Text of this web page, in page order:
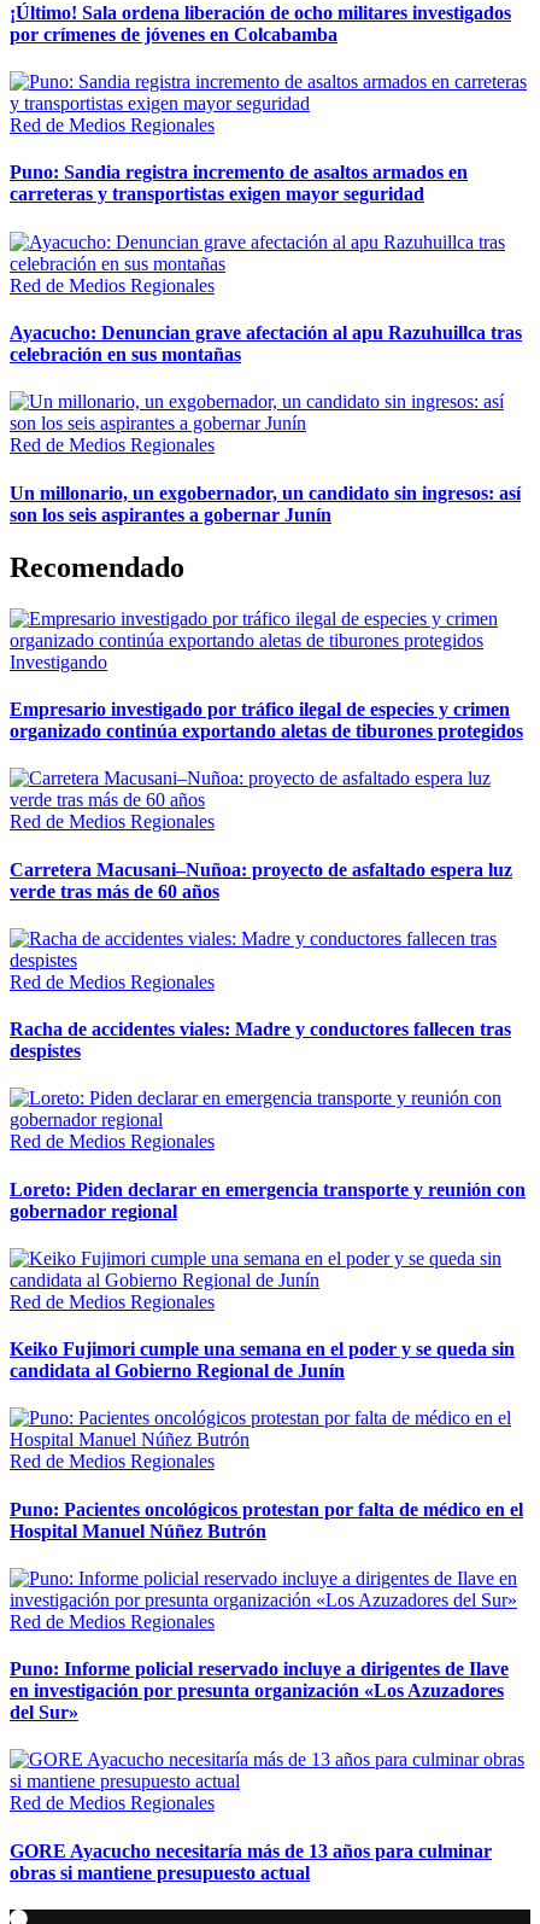
¡Último! Sala ordena liberación de ocho militares investigados
por crímenes de jóvenes en Colcabamba
Red de Medios Regionales
Puno: Sandia registra incremento de asaltos armados en
carreteras y transportistas exigen mayor seguridad
Red de Medios Regionales
Ayacucho: Denuncian grave afectación al apu Razuhuillca tras
celebración en sus montañas
Red de Medios Regionales
Un millonario, un exgobernador, un candidato sin ingresos: así
son los seis aspirantes a gobernar Junín
Recomendado
Investigando
Empresario investigado por tráfico ilegal de especies y crimen
organizado continúa exportando aletas de tiburones protegidos
Red de Medios Regionales
Carretera Macusani–Nuñoa: proyecto de asfaltado espera luz
verde tras más de 60 años
Red de Medios Regionales
Racha de accidentes viales: Madre y conductores fallecen tras
despistes
Red de Medios Regionales
Loreto: Piden declarar en emergencia transporte y reunión con
gobernador regional
Red de Medios Regionales
Keiko Fujimori cumple una semana en el poder y se queda sin
candidata al Gobierno Regional de Junín
Red de Medios Regionales
Puno: Pacientes oncológicos protestan por falta de médico en el
Hospital Manuel Núñez Butrón
Red de Medios Regionales
Puno: Informe policial reservado incluye a dirigentes de Ilave
en investigación por presunta organización «Los Azuzadores
del Sur»
Red de Medios Regionales
GORE Ayacucho necesitaría más de 13 años para culminar
obras si mantiene presupuesto actual